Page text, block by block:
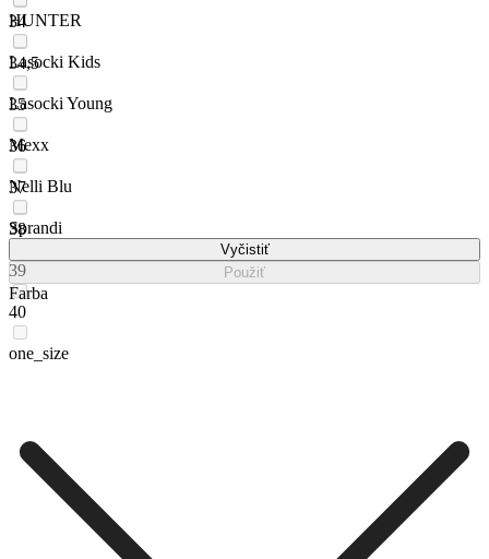
34
34,5
35
36
37
38
39
40
one_size
HUNTER
Lasocki Kids
Lasocki Young
Mexx
Nelli Blu
Sprandi
Vyčistiť
Použiť
Farba